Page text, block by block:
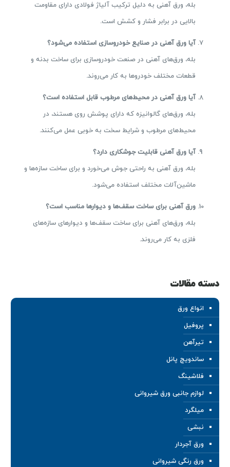
بله، ورق آهنی به دلیل ترکیب آلیاژ فولادی دارای مقاومت
بالایی در برابر فشار و کشش است.
آیا ورق آهنی در صنایع خودروسازی استفاده می‌شود؟
بله، ورق‌های آهنی در صنعت خودروسازی برای ساخت بدنه و
قطعات مختلف خودروها به کار می‌روند.
آیا ورق آهنی در محیط‌های مرطوب قابل استفاده است؟
بله، ورق‌های گالوانیزه که دارای پوشش روی هستند، در
محیط‌های مرطوب و شرایط سخت به خوبی عمل می‌کنند.
آیا ورق آهنی قابلیت جوشکاری دارد؟
بله، ورق آهنی به راحتی جوش می‌خورد و برای ساخت سازه‌ها و
ماشین‌آلات مختلف استفاده می‌شود.
ورق آهنی برای ساخت سقف‌ها و دیوارها مناسب است؟
بله، ورق‌های آهنی برای ساخت سقف‌ها و دیوارهای سازه‌های
فلزی به کار می‌روند.
دسته مقالات
انواع ورق
پروفیل
تیرآهن
ساندویچ پانل
فلاشینگ
لوازم جانبی ورق شیروانی
میلگرد
نبشی
ورق آجردار
ورق رنگی شیروانی